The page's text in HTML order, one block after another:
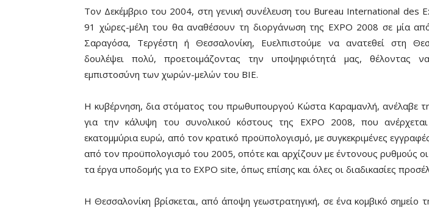
Τον Δεκέμβριο του 2004, στη γενική συνέλευση του Bureau International des
91 χώρες-μέλη του θα αναθέσουν τη διοργάνωση της EXPO 2008 σε μία από
Σαραγόσα, Τεργέστη ή Θεσσαλονίκη, Ευελπιστούμε να ανατεθεί στη
δουλέψει πολύ, προετοιμάζοντας την υποψηφιότητά μας, θέλοντας
εμπιστοσύνη των χωρών-μελών του ΒΙΕ.
Η κυβέρνηση, δια στόματος του πρωθυπουργού Κώστα Καραμανλή, ανέλαβε
για την κάλυψη του συνολικού κόστους της EXPO 2008, που
εκατομμύρια ευρώ, από τον κρατικό προϋπολογισμό, με συγκεκριμένες
από τον προϋπολογισμό του 2005, οπότε και αρχίζουν με έντονους ρυθμούς οι
τα έργα υποδομής για το EXPO site, όπως επίσης και όλες οι διαδικασίες
Η Θεσσαλονίκη βρίσκεται, από άποψη γεωστρατηγική, σε ένα κομβικό σημείο